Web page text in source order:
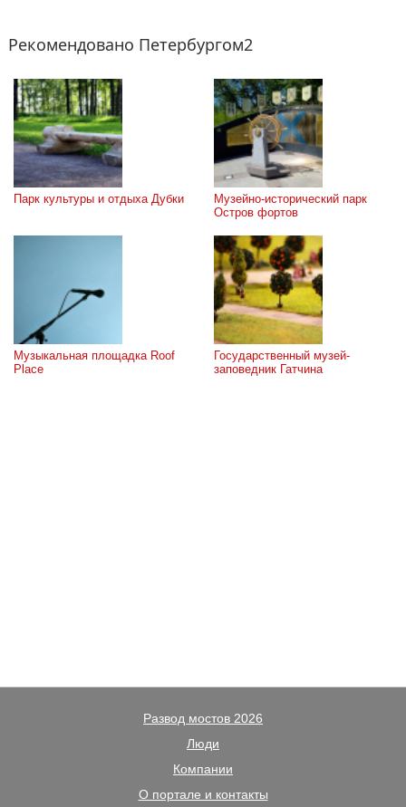
Рекомендовано Петербургом2
Парк культуры и отдыха Дубки
Музейно-исторический парк
Остров фортов
Музыкальная площадка Roof
Place
Государственный музей-
заповедник Гатчина
Развод мостов 2026
Люди
Компании
О портале и контакты